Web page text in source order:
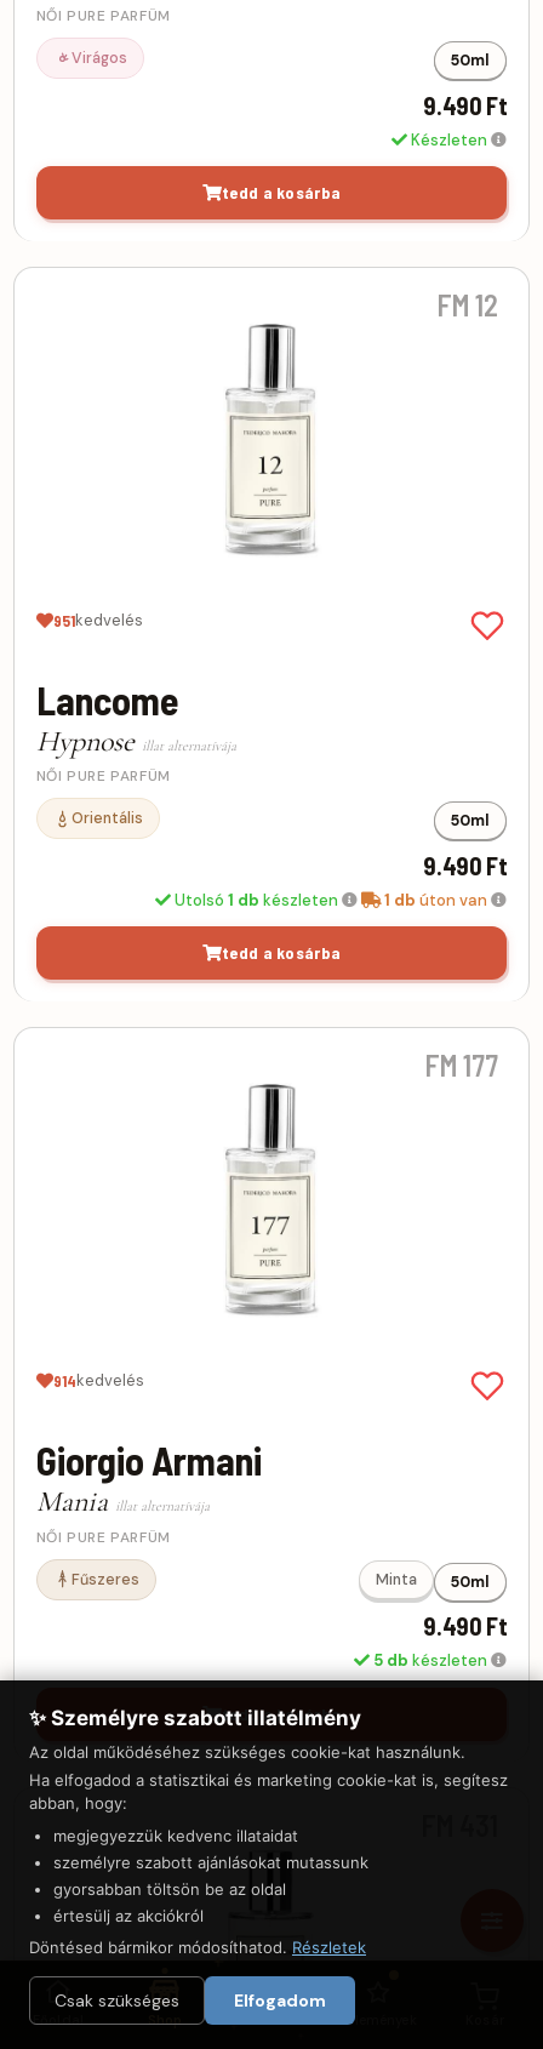
NŐI PURE PARFÜM
Virágos 50ml
9.490 Ft
Készleten
tedd a kosárba
FM 12
951kedvelés
Lancome
Hypnose illat alternatívája
NŐI PURE PARFÜM
Orientális 50ml
9.490 Ft
Utolsó1 db készleten 1 db úton van
tedd a kosárba
FM 177
914kedvelés
Giorgio Armani
Mania illat alternatívája
NŐI PURE PARFÜM
Fűszeres Minta 50ml
9.490 Ft
5 db készleten
tedd a kosárba
✨ Személyre szabott illatélmény
Az oldal működéséhez szükséges cookie-kat használunk.
Ha elfogadod a statisztikai és marketing cookie-kat is, segítesz
abban, hogy:
megjegyezzük kedvenc illataidat
személyre szabott ajánlásokat mutassunk
gyorsabban töltsön be az oldal
értesülj az akciókról
Döntésed bármikor módosíthatod. Részletek
Csak szükséges Elfogadom
Főoldal Shop Vélemények